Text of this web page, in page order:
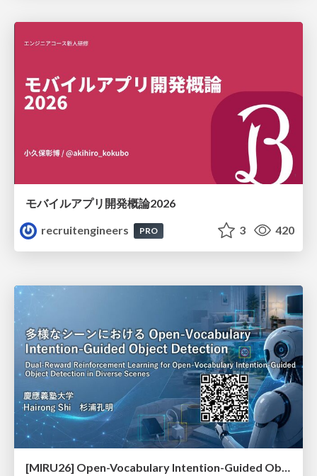
モバイルアプリ開発概論2026
recruitengineers
PRO 3 420